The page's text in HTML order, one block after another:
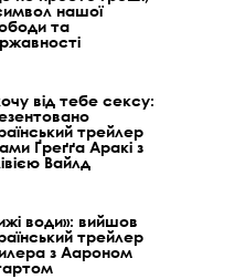
нашої
та
від тебе сексу:
трейлер
Ґреґґа Аракі з
Вайлд
води»: вийшов
трейлер
з Аароном